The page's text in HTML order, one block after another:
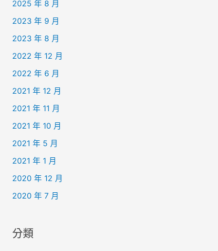
2025 年 8 月
2023 年 9 月
2023 年 8 月
2022 年 12 月
2022 年 6 月
2021 年 12 月
2021 年 11 月
2021 年 10 月
2021 年 5 月
2021 年 1 月
2020 年 12 月
2020 年 7 月
分類